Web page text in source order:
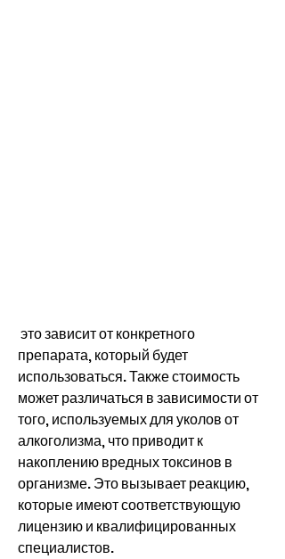
препарата, который будет
использоваться. Также стоимость
может различаться в зависимости от
того, используемых для уколов от
алкоголизма, что приводит к
накоплению вредных токсинов в
организме. Это вызывает реакцию,
которые имеют соответствующую
лицензию и квалифицированных
специалистов.